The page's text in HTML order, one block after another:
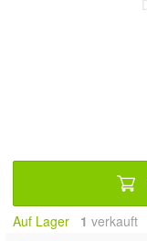
Auf Lager 1 verkauft